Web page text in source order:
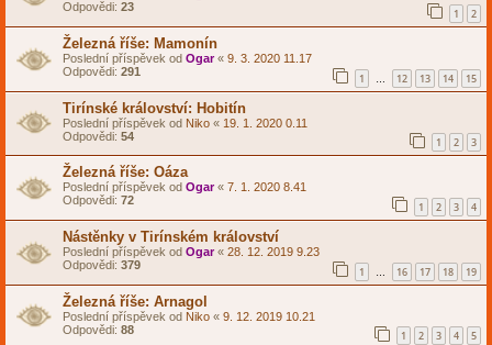
Odpovědi: 23 1 2
Železná říše: Mamonín
Poslední příspěvek od Ogar« 9. 3. 2020 11.17
Odpovědi: 291 1 … 12 13 14 15
Tirínské království: Hobitín
Poslední příspěvek od Niko « 19. 1. 2020 0.11
Odpovědi: 54 1 2 3
Železná říše: Oáza
Poslední příspěvek od Ogar« 7. 1. 2020 8.41
Odpovědi: 72 1 2 3 4
Nástěnky v Tirínském království
Poslední příspěvek od Ogar« 28. 12. 2019 9.23
Odpovědi: 379 1 … 16 17 18 19
Železná říše: Arnagol
Poslední příspěvek od Niko « 9. 12. 2019 10.21
Odpovědi: 88 1 2 3 4 5